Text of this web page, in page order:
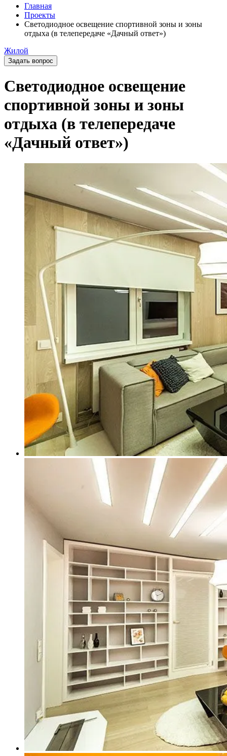
Главная
Проекты
Светодиодное освещение спортивной зоны и зоны
отдыха (в телепередаче «Дачный ответ»)
Жилой
Задать вопрос
Светодиодное освещение
спортивной зоны и зоны
отдыха (в телепередаче
«Дачный ответ»)